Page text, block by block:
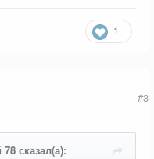
1
#3
сказал(а):